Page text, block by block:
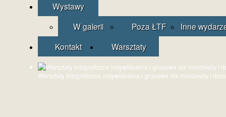
Wystawy
W galerii
Poza ŁTF
Inne
Kontakt
Warsztaty
Warsztaty fotograficzne indywidualne i grupowe dla młodzieży i